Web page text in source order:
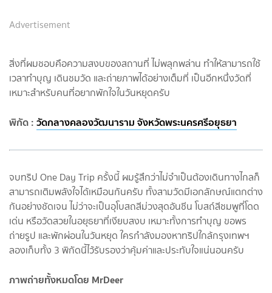
Advertisement
สิ่งที่ผมชอบคือความสงบของสถานที่ ไม่พลุกพล่าน ทำให้สามารถใช้
เวลาทำบุญ เดินชมวัด และถ่ายภาพได้อย่างเต็มที่ เป็นอีกหนึ่งวัดที่
เหมาะสำหรับคนที่อยากพักใจในวันหยุดครับ
พิกัด :วัดกลางคลองวัฒนาราม จังหวัดพระนครศรีอยุธยา
จบทริป One Day Trip ครั้งนี้ ผมรู้สึกว่าไม่จำเป็นต้องเดินทางไกลก็
สามารถเติมพลังใจได้เหมือนกันครับ ทั้งสามวัดมีเอกลักษณ์แตกต่าง
กันอย่างชัดเจน ไม่ว่าจะเป็นอุโบสถสีม่วงสุดอันซีน โบสถ์สีชมพูที่โดด
เด่น หรือวัดสวยในอยุธยาที่เงียบสงบ เหมาะทั้งการทำบุญ ขอพร
ถ่ายรูป และพักผ่อนในวันหยุด ใครกำลังมองหาทริปใกล้กรุงเทพฯ
ลองเก็บทั้ง 3 พิกัดนี้ไว้รับรองว่าคุ้มค่าและประทับใจแน่นอนครับ
ภาพถ่ายทั้งหมดโดย MrDeer